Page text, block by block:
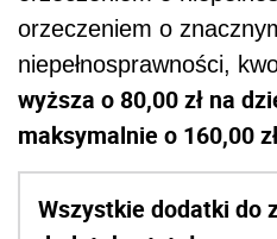
orzeczeniem o
niepełnosprawności,
wyższa o 80,00 zł na
maksymalnie o 160,00
Wszystkie dodatki do